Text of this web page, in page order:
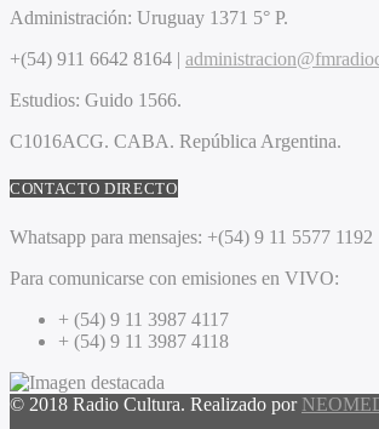
Administración: Uruguay 1371 5° P.
+(54) 911 6642 8164 |
Estudios: Guido 1566.
C1016ACG. CABA. República Argentina.
CONTACTO DIRECTO
Whatsapp para mensajes: +(54) 9 11 5577 1192
Para comunicarse con emisiones en VIVO:
+ (54) 9 11 3987 4117
+ (54) 9 11 3987 4118
© 2018 Radio Cultura. Realizado por